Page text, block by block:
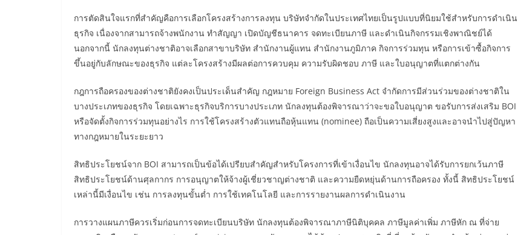
การตัดสินใจแรกที่สำคัญคือการเลือกโครงสร้างการลงทุน บริษัทจำกัดในประเทศไทยเป็นรูปแบบที่นิยมใช้สำหรับการดำเนิน
ธุรกิจ เนื่องจากสามารถจ้างพนักงาน ทำสัญญา เปิดบัญชีธนาคาร จดทะเบียนภาษี และดำเนินกิจกรรมเชิงพาณิชย์ได้
นอกจากนี้ นักลงทุนต่างชาติอาจเลือกสาขาบริษัท สำนักงานผู้แทน สำนักงานภูมิภาค กิจการร่วมทุน หรือการเข้าซื้อกิจการ
ขึ้นอยู่กับลักษณะของธุรกิจ แต่ละโครงสร้างมีผลต่อการควบคุม ความรับผิดชอบ ภาษี และใบอนุญาตที่แตกต่างกัน
กฎการถือครองของต่างชาติยังคงเป็นประเด็นสำคัญ กฎหมาย Foreign Business Act จำกัดการมีส่วนร่วมของต่างชาติใน
บางประเภทของธุรกิจ โดยเฉพาะธุรกิจบริการบางประเภท นักลงทุนต้องพิจารณาว่าจะขอใบอนุญาต ขอรับการส่งเสริม BOI
หรือจัดตั้งกิจการร่วมทุนอย่างไร การใช้โครงสร้างตัวแทนถือหุ้นแทน (nominee) ถือเป็นความเสี่ยงสูงและอาจนำไปสู่ปัญหา
ทางกฎหมายในระยะยาว
สิทธิประโยชน์จาก BOI สามารถเป็นข้อได้เปรียบสำคัญสำหรับโครงการที่เข้าเงื่อนไข นักลงทุนอาจได้รับการยกเว้นภาษี
สิทธิประโยชน์ด้านศุลกากร การอนุญาตให้จ้างผู้เชี่ยวชาญต่างชาติ และความยืดหยุ่นด้านการถือครอง ทั้งนี้ สิทธิประโยชน์
เหล่านี้มีเงื่อนไข เช่น การลงทุนขั้นต่ำ การใช้เทคโนโลยี และการรายงานผลการดำเนินงาน
การวางแผนภาษีควรเริ่มก่อนการจดทะเบียนบริษัท นักลงทุนต้องพิจารณาภาษีนิติบุคคล ภาษีมูลค่าเพิ่ม ภาษีหัก ณ ที่จ่าย